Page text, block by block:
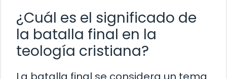
¿Cuál es el significado de
la batalla final en la
teología cristiana?